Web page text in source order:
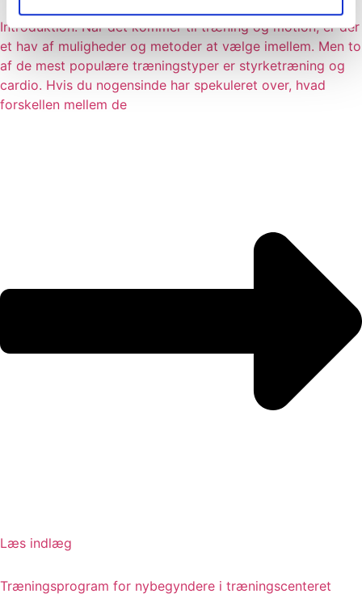
Introduktion: Når det kommer til træning og motion, er der
et hav af muligheder og metoder at vælge imellem. Men to
af de mest populære træningstyper er styrketræning og
cardio. Hvis du nogensinde har spekuleret over, hvad
forskellen mellem de
Læs indlæg
Træningsprogram for nybegyndere i træningscenteret